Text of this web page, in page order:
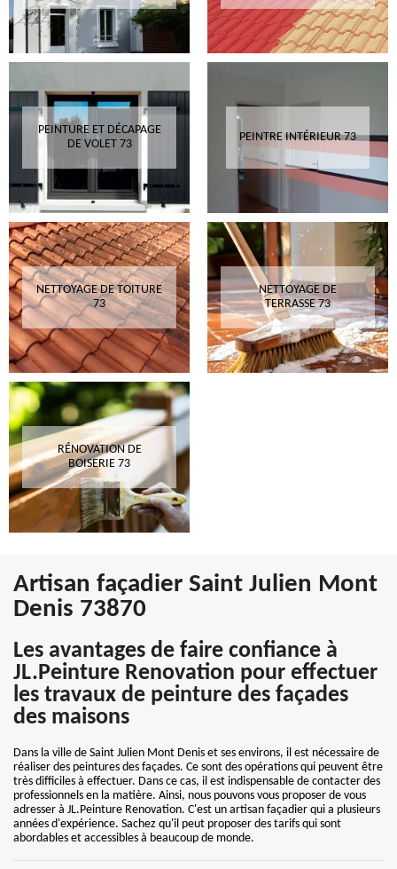
PEINTURE ET DÉCAPAGE
DE VOLET 73
PEINTRE INTÉRIEUR 73
NETTOYAGE DE TOITURE
73
NETTOYAGE DE
TERRASSE 73
RÉNOVATION DE
BOISERIE 73
Artisan façadier Saint Julien Mont
Denis 73870
Les avantages de faire confiance à
JL.Peinture Renovation pour effectuer
les travaux de peinture des façades
des maisons
Dans la ville de Saint Julien Mont Denis et ses environs, il est nécessaire de
réaliser des peintures des façades. Ce sont des opérations qui peuvent être
très difficiles à effectuer. Dans ce cas, il est indispensable de contacter des
professionnels en la matière. Ainsi, nous pouvons vous proposer de vous
adresser à JL.Peinture Renovation. C'est un artisan façadier qui a plusieurs
années d'expérience. Sachez qu'il peut proposer des tarifs qui sont
abordables et accessibles à beaucoup de monde.